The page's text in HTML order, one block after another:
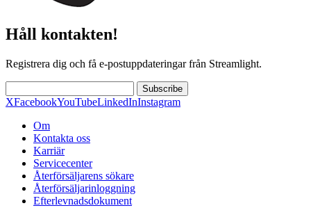
Håll kontakten!
Registrera dig och få e-postuppdateringar från Streamlight.
Subscribe
XFacebookYouTubeLinkedInInstagram
Om
Kontakta oss
Karriär
Servicecenter
Återförsäljarens sökare
Återförsäljarinloggning
Efterlevnadsdokument